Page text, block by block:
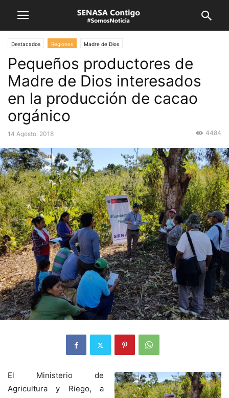
Destacados Regiones Madre de Dios
Pequeños productores de
Madre de Dios interesados
en la producción de cacao
orgánico
14 Agosto, 2018 4484
El Ministerio de
Agricultura y Riego, a